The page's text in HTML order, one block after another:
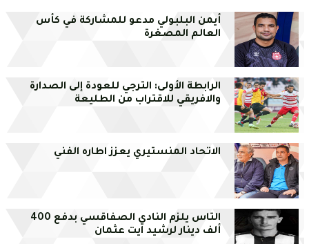
أيمن البلبولي مدعو للمشاركة في كأس
العالم المصغرة
الرابطة الأولى: الترجي للعودة إلى الصدارة
والافريقي للاقتراب من الطليعة
الاتحاد المنستيري يعزز اطاره الفني
التاس يلزم النادي الصفاقسي بدفع 400
ألف دينار لرشيد ايت عثمان